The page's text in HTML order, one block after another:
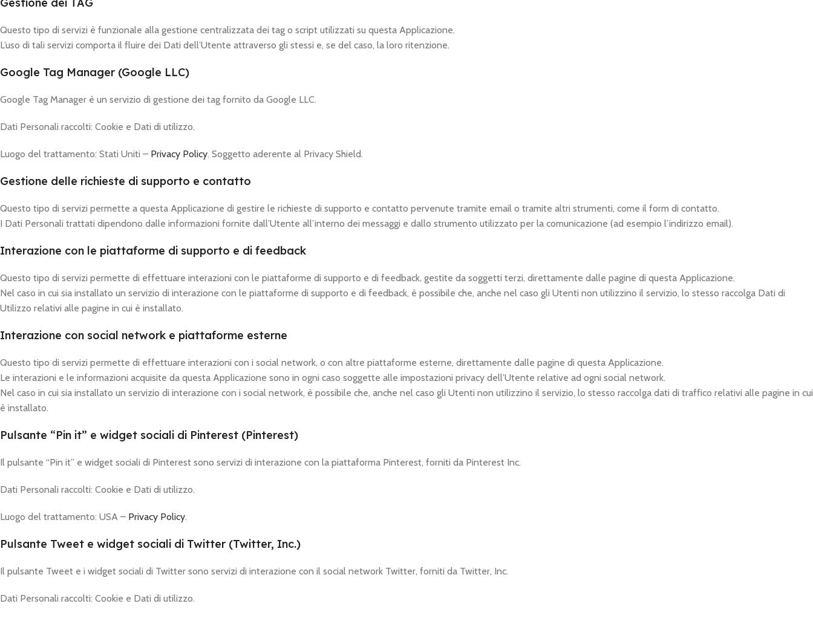
Gestione dei TAG
Questo tipo di servizi è funzionale alla gestione centralizzata dei tag o script utilizzati su questa Applicazione.
L’uso di tali servizi comporta il fluire dei Dati dell’Utente attraverso gli stessi e, se del caso, la loro ritenzione.
Google Tag Manager (Google LLC)
Google Tag Manager è un servizio di gestione dei tag fornito da Google LLC.
Dati Personali raccolti: Cookie e Dati di utilizzo.
Luogo del trattamento: Stati Uniti – Privacy Policy. Soggetto aderente al Privacy Shield.
Gestione delle richieste di supporto e contatto
Questo tipo di servizi permette a questa Applicazione di gestire le richieste di supporto e contatto pervenute tramite email o tramite altri strumenti, come il form di contatto.
I Dati Personali trattati dipendono dalle informazioni fornite dall’Utente all’interno dei messaggi e dallo strumento utilizzato per la comunicazione (ad esempio l’indirizzo email).
Interazione con le piattaforme di supporto e di feedback
Questo tipo di servizi permette di effettuare interazioni con le piattaforme di supporto e di feedback, gestite da soggetti terzi, direttamente dalle pagine di questa Applicazione.
Nel caso in cui sia installato un servizio di interazione con le piattaforme di supporto e di feedback, è possibile che, anche nel caso gli Utenti non utilizzino il servizio, lo stesso raccolga Dati di
Utilizzo relativi alle pagine in cui è installato.
Interazione con social network e piattaforme esterne
Questo tipo di servizi permette di effettuare interazioni con i social network, o con altre piattaforme esterne, direttamente dalle pagine di questa Applicazione.
Le interazioni e le informazioni acquisite da questa Applicazione sono in ogni caso soggette alle impostazioni privacy dell’Utente relative ad ogni social network.
Nel caso in cui sia installato un servizio di interazione con i social network, è possibile che, anche nel caso gli Utenti non utilizzino il servizio, lo stesso raccolga dati di traffico relativi alle pagine in cui
è installato.
Pulsante “Pin it” e widget sociali di Pinterest (Pinterest)
Il pulsante “Pin it” e widget sociali di Pinterest sono servizi di interazione con la piattaforma Pinterest, forniti da Pinterest Inc.
Dati Personali raccolti: Cookie e Dati di utilizzo.
Luogo del trattamento: USA – Privacy Policy.
Pulsante Tweet e widget sociali di Twitter (Twitter, Inc.)
Il pulsante Tweet e i widget sociali di Twitter sono servizi di interazione con il social network Twitter, forniti da Twitter, Inc.
Dati Personali raccolti: Cookie e Dati di utilizzo.